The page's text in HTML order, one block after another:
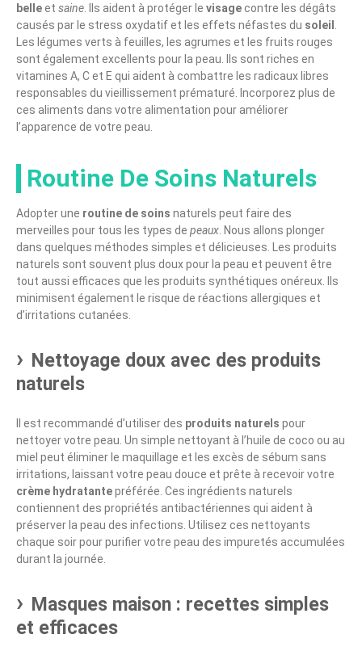
belleet saine . Ils aident à protéger le visage contre les dégâts
causés par le stress oxydatif et les effets néfastes du soleil
Les légumes verts à feuilles, les agrumes et les fruits rouges
sont également excellents pour la peau. Ils sont riches en
vitamines A, C et E qui aident à combattre les radicaux libres
responsables du vieillissement prématuré. Incorporez plus de
ces aliments dans votre alimentation pour améliorer
l’apparence de votre peau.
Routine De Soins Naturels
Adopter une routine de soins naturels peut faire des
merveilles pour tous les types de peaux . Nous allons plonger
dans quelques méthodes simples et délicieuses. Les produits
naturels sont souvent plus doux pour la peau et peuvent être
tout aussi efficaces que les produits synthétiques onéreux. Ils
minimisent également le risque de réactions allergiques et
d’irritations cutanées.
Nettoyage doux avec des produits
naturels
Il est recommandé d’utiliser des produits naturels pour
nettoyer votre peau. Un simple nettoyant à l’huile de coco ou au
miel peut éliminer le maquillage et les excès de sébum sans
irritations, laissant votre peau douce et prête à recevoir votre
crème hydratantepréférée. Ces ingrédients naturels
contiennent des propriétés antibactériennes qui aident à
préserver la peau des infections. Utilisez ces nettoyants
chaque soir pour purifier votre peau des impuretés accumulées
durant la journée.
Masques maison : recettes simples
et efficaces